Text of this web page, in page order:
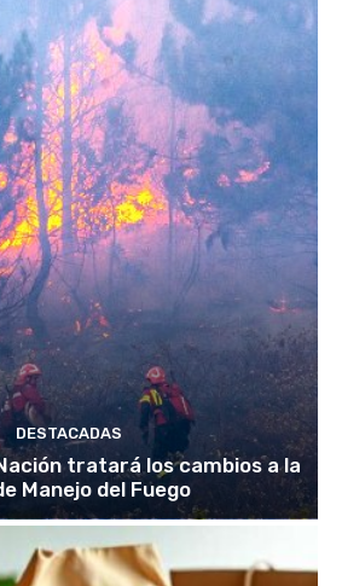
DESTACADAS
tratará los cambios a la
Manejo del Fuego